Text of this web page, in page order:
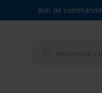
Bon de commande